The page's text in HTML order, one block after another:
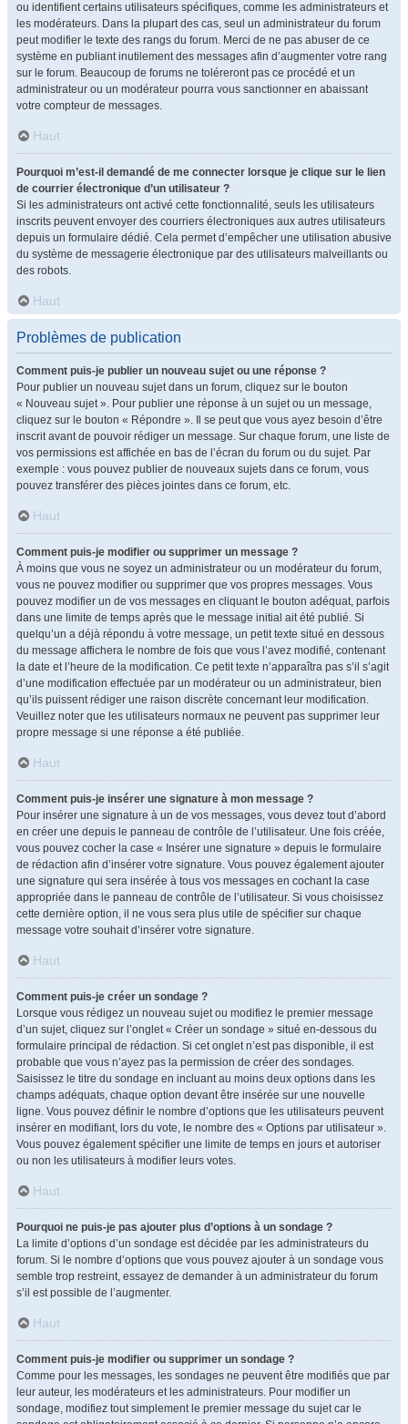
ou identifient certains utilisateurs spécifiques, comme les administrateurs et
les modérateurs. Dans la plupart des cas, seul un administrateur du forum
peut modifier le texte des rangs du forum. Merci de ne pas abuser de ce
système en publiant inutilement des messages afin d’augmenter votre rang
sur le forum. Beaucoup de forums ne toléreront pas ce procédé et un
administrateur ou un modérateur pourra vous sanctionner en abaissant
votre compteur de messages.
Haut
Pourquoi m’est-il demandé de me connecter lorsque je clique sur le lien
de courrier électronique d’un utilisateur ?
Si les administrateurs ont activé cette fonctionnalité, seuls les utilisateurs
inscrits peuvent envoyer des courriers électroniques aux autres utilisateurs
depuis un formulaire dédié. Cela permet d’empêcher une utilisation abusive
du système de messagerie électronique par des utilisateurs malveillants ou
des robots.
Haut
Problèmes de publication
Comment puis-je publier un nouveau sujet ou une réponse ?
Pour publier un nouveau sujet dans un forum, cliquez sur le bouton
« Nouveau sujet ». Pour publier une réponse à un sujet ou un message,
cliquez sur le bouton « Répondre ». Il se peut que vous ayez besoin d’être
inscrit avant de pouvoir rédiger un message. Sur chaque forum, une liste de
vos permissions est affichée en bas de l’écran du forum ou du sujet. Par
exemple : vous pouvez publier de nouveaux sujets dans ce forum, vous
pouvez transférer des pièces jointes dans ce forum, etc.
Haut
Comment puis-je modifier ou supprimer un message ?
À moins que vous ne soyez un administrateur ou un modérateur du forum,
vous ne pouvez modifier ou supprimer que vos propres messages. Vous
pouvez modifier un de vos messages en cliquant le bouton adéquat, parfois
dans une limite de temps après que le message initial ait été publié. Si
quelqu’un a déjà répondu à votre message, un petit texte situé en dessous
du message affichera le nombre de fois que vous l’avez modifié, contenant
la date et l’heure de la modification. Ce petit texte n’apparaîtra pas s’il s’agit
d’une modification effectuée par un modérateur ou un administrateur, bien
qu’ils puissent rédiger une raison discrète concernant leur modification.
Veuillez noter que les utilisateurs normaux ne peuvent pas supprimer leur
propre message si une réponse a été publiée.
Haut
Comment puis-je insérer une signature à mon message ?
Pour insérer une signature à un de vos messages, vous devez tout d’abord
en créer une depuis le panneau de contrôle de l’utilisateur. Une fois créée,
vous pouvez cocher la case « Insérer une signature » depuis le formulaire
de rédaction afin d’insérer votre signature. Vous pouvez également ajouter
une signature qui sera insérée à tous vos messages en cochant la case
appropriée dans le panneau de contrôle de l’utilisateur. Si vous choisissez
cette dernière option, il ne vous sera plus utile de spécifier sur chaque
message votre souhait d’insérer votre signature.
Haut
Comment puis-je créer un sondage ?
Lorsque vous rédigez un nouveau sujet ou modifiez le premier message
d’un sujet, cliquez sur l’onglet « Créer un sondage » situé en-dessous du
formulaire principal de rédaction. Si cet onglet n’est pas disponible, il est
probable que vous n’ayez pas la permission de créer des sondages.
Saisissez le titre du sondage en incluant au moins deux options dans les
champs adéquats, chaque option devant être insérée sur une nouvelle
ligne. Vous pouvez définir le nombre d’options que les utilisateurs peuvent
insérer en modifiant, lors du vote, le nombre des « Options par utilisateur ».
Vous pouvez également spécifier une limite de temps en jours et autoriser
ou non les utilisateurs à modifier leurs votes.
Haut
Pourquoi ne puis-je pas ajouter plus d’options à un sondage ?
La limite d’options d’un sondage est décidée par les administrateurs du
forum. Si le nombre d’options que vous pouvez ajouter à un sondage vous
semble trop restreint, essayez de demander à un administrateur du forum
s’il est possible de l’augmenter.
Haut
Comment puis-je modifier ou supprimer un sondage ?
Comme pour les messages, les sondages ne peuvent être modifiés que par
leur auteur, les modérateurs et les administrateurs. Pour modifier un
sondage, modifiez tout simplement le premier message du sujet car le